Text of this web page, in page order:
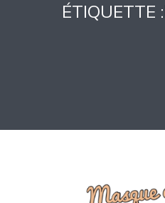
ÉTIQUETTE :